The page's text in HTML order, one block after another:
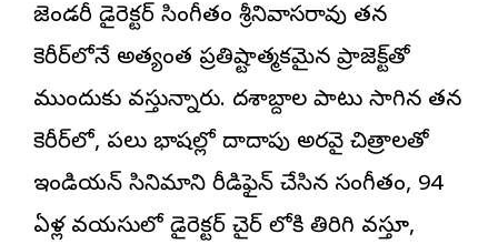
లెజెండరీ డైరెక్టర్ సింగీతం శ్రీనివాసరావు తన
కెరీర్‌లోనే అత్యంత ప్రతిష్టాత్మకమైన ప్రాజెక్ట్‌తో
ముందుకు వస్తున్నారు. దశాబ్దాల పాటు సాగిన తన
కెరీర్‌లో, పలు భాషల్లో దాదాపు అరవై చిత్రాలతో
ఇండియన్ సినిమాని రీడిఫైన్ చేసిన సంగీతం, 94
ఏళ్ల వయసులో డైరెక్టర్ చైర్ లోకి తిరిగి వస్తూ,